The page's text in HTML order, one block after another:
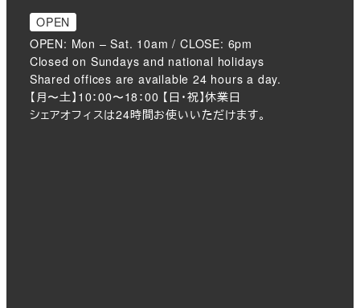
OPEN
OPEN: Mon – Sat. 10am / CLOSE: 6pm
Closed on Sundays and national holidays
Shared offices are available 24 hours a day.
【月〜土】10：00〜18：00 【日・祝】休業日
シェアオフィスは24時間お使いいただけます。